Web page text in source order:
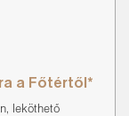
a Főtértől*
leköthető